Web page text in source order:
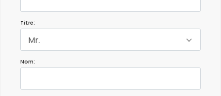
Titre:
Mr.
Nom: